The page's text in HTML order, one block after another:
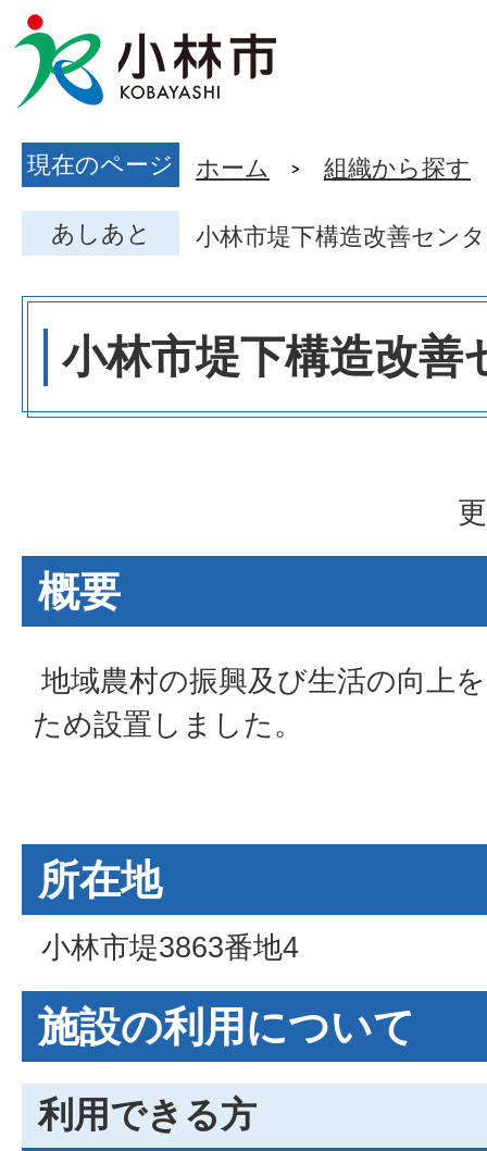
現在のページ ホーム 組織から探す
あしあと 小林市堤下構造改善セン
小林市堤下構造改善
概要
地域農村の振興及び生活の向上
ため設置しました。
所在地
小林市堤3863番地4
施設の利用について
利用できる方